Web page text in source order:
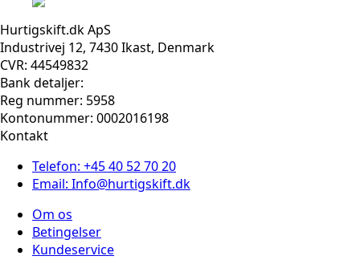
Hurtigskift.dk ApS
Industrivej 12, 7430 Ikast, Denmark
CVR: 44549832
Bank detaljer:
Reg nummer: 5958
Kontonummer: 0002016198
Kontakt
Telefon: +45 40 52 70 20
Email: Info@hurtigskift.dk
Om os
Betingelser
Kundeservice